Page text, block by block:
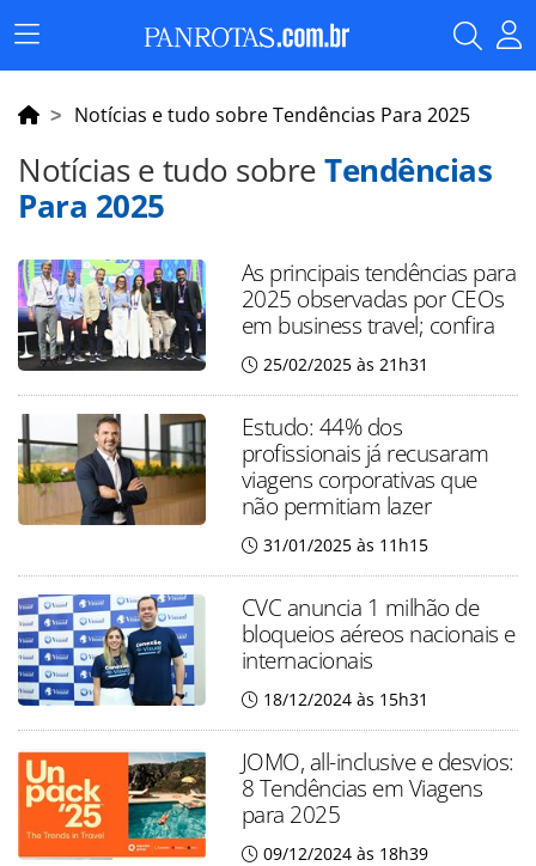
Menu
Principal
Notícias e tudo sobre Tendências Para 2025
Notícias e tudo sobreTendências
Para 2025
As principais tendências para
2025 observadas por CEOs
em business travel; confira
25/02/2025 às 21h31
Estudo: 44% dos
profissionais já recusaram
viagens corporativas que
não permitiam lazer
31/01/2025 às 11h15
CVC anuncia 1 milhão de
bloqueios aéreos nacionais e
internacionais
18/12/2024 às 15h31
JOMO, all-inclusive e desvios:
8 Tendências em Viagens
para 2025
09/12/2024 às 18h39